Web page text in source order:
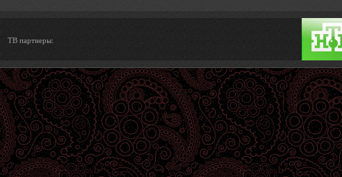
ТВ партнеры: